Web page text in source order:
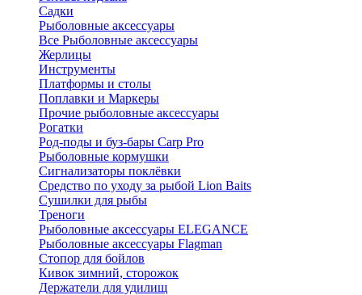
Садки
Рыболовные аксессуары
Все Рыболовные аксессуары
Жерлицы
Инструменты
Платформы и столы
Поплавки и Маркеры
Прочие рыболовные аксессуары
Рогатки
Род-поды и буз-бары Carp Pro
Рыболовные кормушки
Сигнализаторы поклёвки
Средство по уходу за рыбой Lion Baits
Сушилки для рыбы
Треноги
Рыболовные аксессуары ELEGANCE
Рыболовные аксессуары Flagman
Стопор для бойлов
Кивок зимний, сторожок
Держатели для удилищ